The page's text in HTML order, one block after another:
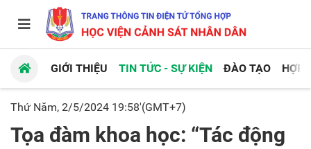
GIỚI THIỆU TIN TỨC - SỰ KIỆN ĐÀO TẠO HỢP
Thứ Năm, 2/5/2024 19:58'(GMT+7)
Tọa đàm khoa học: “Tác động